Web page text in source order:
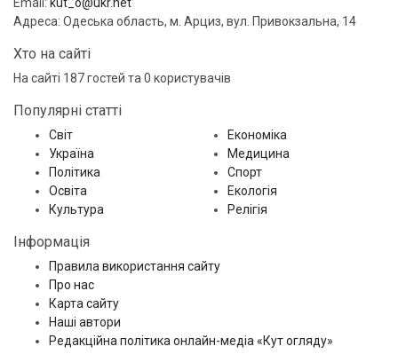
Адреса: Одеська область, м. Арциз, вул. Привокзальна, 14
Хто на сайті
На сайті 187 гостей та 0 користувачів
Популярні статті
Світ
Україна
Політика
Освіта
Культура
Економіка
Медицина
Спорт
Екологія
Релігія
Інформація
Правила використання сайту
Про нас
Карта сайту
Наші автори
Редакційна політика онлайн-медіа «Кут огляду»